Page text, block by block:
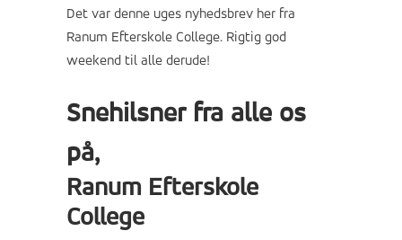
Det var denne uges nyhedsbrev her fra
Ranum Efterskole College. Rigtig god
weekend til alle derude!
Snehilsner fra alle os
på,
Ranum Efterskole
College